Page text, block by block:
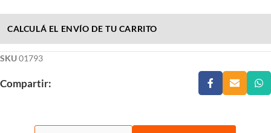
CALCULÁ EL ENVÍO DE TU CARRITO
SKU01793
Compartir: